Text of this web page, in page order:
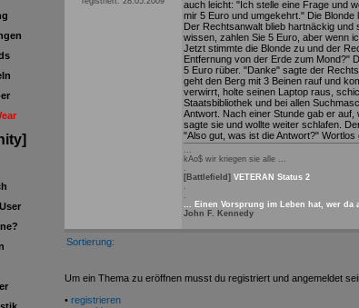
auch leicht: "Ich stelle eine Frage und
mir 5 Euro und umgekehrt." Die Blonde
Der Rechtsanwalt blieb hartnäckig und
wissen, zahlen Sie 5 Euro, aber wenn
Jetzt stimmte die Blonde zu und der
Entfernung von der Erde zum Mond?"
5 Euro rüber. "Danke" sagte der
geht den Berg mit 3 Beinen rauf und
verwirrt, holte seinen Laptop raus,
Staatsbibliothek und bei allen
Antwort. Nach einer Stunde gab er auf,
sagte sie und wollte weiter schlafen.
"Also gut, was ist die Antwort?" Wortlos
...
kAo$ wir kriegen sie alle ...
.
[Battlefield] VETERAN Status 2
.
.
... Einen Vorsprung im Leben hat, wer da
John F. Kennedy
Sortierung:
Um ein Thema zu eröffnen musst du registriert und angemeldet
• registrieren